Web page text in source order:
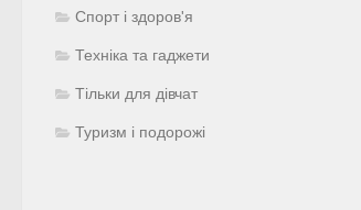
Спорт і здоров'я
Техніка та гаджети
Тільки для дівчат
Туризм і подорожі